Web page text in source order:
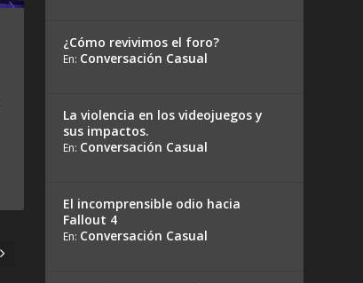
¿Cómo revivimos el foro?
En: Conversación Casual
La violencia en los videojuegos y
sus impactos.
En: Conversación Casual
El incomprensible odio hacia
Fallout 4
En: Conversación Casual